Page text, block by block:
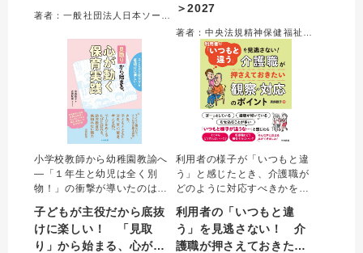
＞2027
小学校教師から幼稚園教諭へ
―「１年生と幼児は全く別
物！」の衝撃が導いたのは、
並びでともに学ぶ」への大転
換。幼児の溢れる生命力と好
奇心に真正面から向き合う現
子どもが主役だから底抜
けに楽しい！ 「見取
り」から始まる、心が動
利用者の様子が「いつもと違
う」と感じたとき、介護職が
どのように対応すべきかを簡
イント、原因と考えられる病
気や状態、介護職としての対
応、医療職に報告すること、
利用者の「いつもと違
う」を見逃さない！ 介
護職が押さえておきたい